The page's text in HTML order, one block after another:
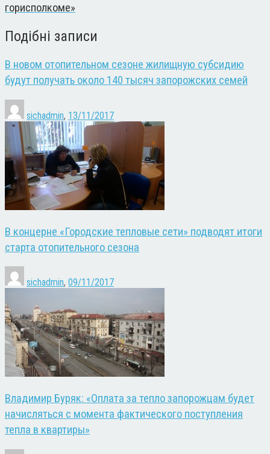
горисполкоме»
Подібні записи
В новом отопительном сезоне жилищную субсидию
будут получать около 140 тысяч запорожских семей
sichadmin, 13/11/2017
В концерне «Городские тепловые сети» подводят итоги
старта отопительного сезона
sichadmin, 09/11/2017
Владимир Буряк: «Оплата за тепло запорожцам будет
начисляться с момента фактического поступления
тепла в квартиры»